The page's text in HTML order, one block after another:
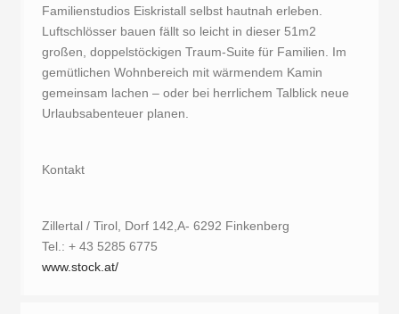
Familienstudios Eiskristall selbst hautnah erleben.
Luftschlösser bauen fällt so leicht in dieser 51m2
großen, doppelstöckigen Traum-Suite für Familien. Im
gemütlichen Wohnbereich mit wärmendem Kamin
gemeinsam lachen – oder bei herrlichem Talblick neue
Urlaubsabenteuer planen.
Kontakt
Zillertal / Tirol, Dorf 142,A- 6292 Finkenberg
Tel.: + 43 5285 6775
www.stock.at/